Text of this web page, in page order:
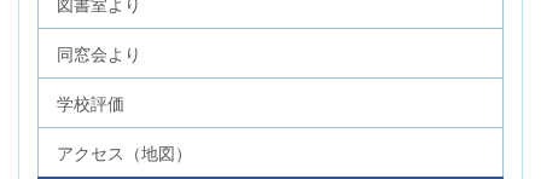
同窓会より
学校評価
アクセス（地図）